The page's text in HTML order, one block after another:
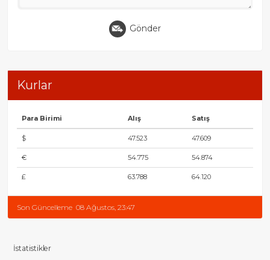
Gönder
Kurlar
Para Birimi Alış Satış
$ 47.523 47.609
€ 54.775 54.874
£ 63.788 64.120
Son Güncelleme 08 Ağustos, 23:47
İstatistikler